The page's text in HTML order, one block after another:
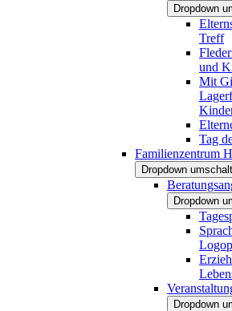
Dropdown
Treff
und
Mit
Tag
Familienzentrum
Dropdown
Dropdown
Dropdown